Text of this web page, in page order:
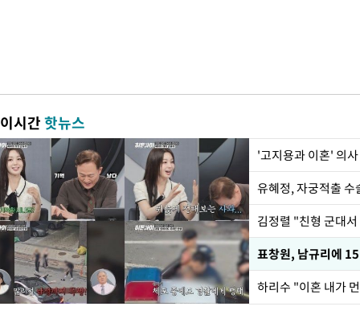
이시간핫뉴스
'고지용과 이혼' 의
유혜정, 자궁적출
김정렬 "친형 군대
하리수 "이혼 내가